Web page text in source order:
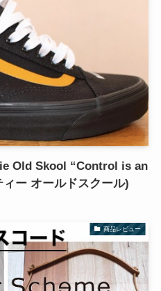
Old Skool “Control is an
ー オールドスクール)
商品レビュー